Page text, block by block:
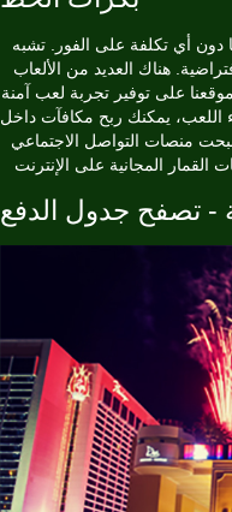
دون أي تكلفة على الفور. تشبه
هناك العديد من الألعاب
على توفير تجربة لعب آمنة
اللعب، يمكنك ربح مكافآت داخل
منصات التواصل الاجتماعي
- تصفح جدول الدفع